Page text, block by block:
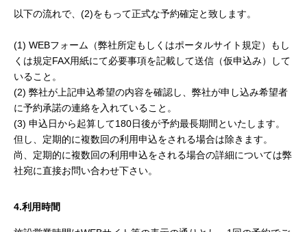
以下の流れで、(2)をもって正式な予約確定と致します。
(1) WEBフォーム（弊社所定もしくはポータルサイト規定）もし
くは規定FAX用紙にて必要事項を記載して送信（仮申込み）して
いること。
(2) 弊社が上記申込希望の内容を確認し、弊社が申し込み希望者
に予約承諾の連絡を入れていること。
(3) 申込日から起算して180日後が予約最長期間といたします。
但し、定期的に複数回の利用申込をされる場合は除きます。
尚、定期的に複数回の利用申込をされる場合の詳細については弊
社宛に直接お問い合わせ下さい。
4.利用時間